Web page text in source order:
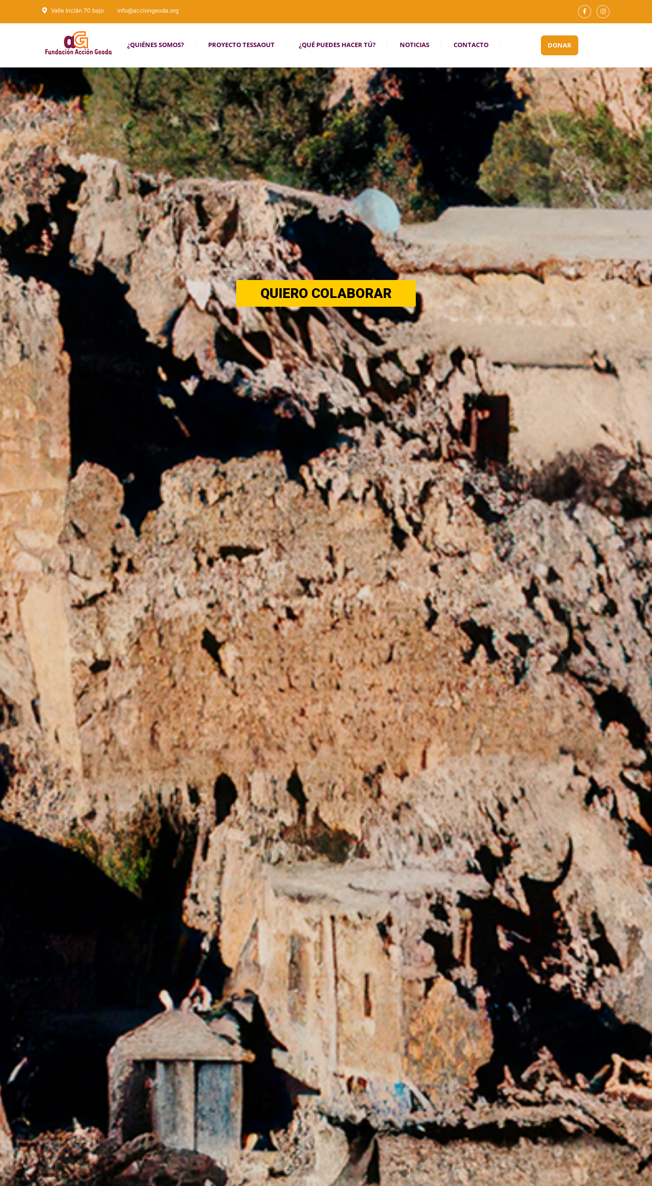
Valle Inclán 70 bajo info@acciongeoda.org
¿QUIÉNES SOMOS? PROYECTO TESSAOUT ¿QUÉ PUEDES HACER TÚ? NOTICIAS CONTACTO DONAR
QUIERO COLABORAR